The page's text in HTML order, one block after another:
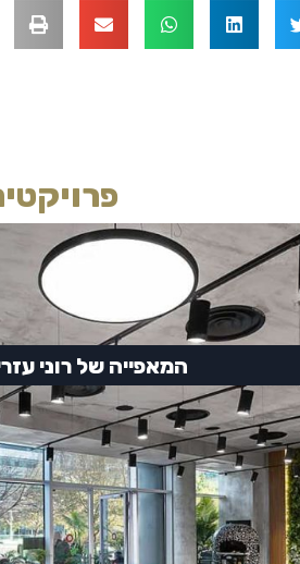
המאפייה של רוני